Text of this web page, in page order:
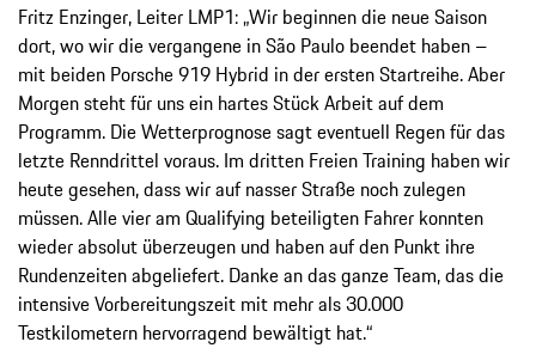
Fritz Enzinger, Leiter LMP1: „Wir beginnen die neue Saison
dort, wo wir die vergangene in São Paulo beendet haben –
mit beiden Porsche 919 Hybrid in der ersten Startreihe. Aber
Morgen steht für uns ein hartes Stück Arbeit auf dem
Programm. Die Wetterprognose sagt eventuell Regen für das
letzte Renndrittel voraus. Im dritten Freien Training haben wir
heute gesehen, dass wir auf nasser Straße noch zulegen
müssen. Alle vier am Qualifying beteiligten Fahrer konnten
wieder absolut überzeugen und haben auf den Punkt ihre
Rundenzeiten abgeliefert. Danke an das ganze Team, das die
intensive Vorbereitungszeit mit mehr als 30.000
Testkilometern hervorragend bewältigt hat.“